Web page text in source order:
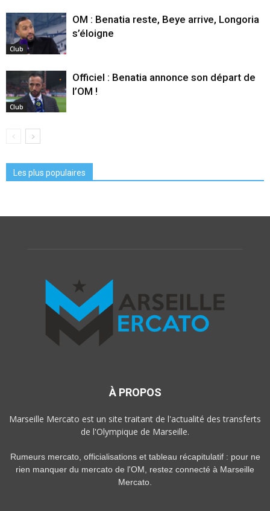
Club
OM : Benatia reste, Beye arrive, Longoria
s’éloigne
Club
Officiel : Benatia annonce son départ de
l’OM !
Les plus populaires
À PROPOS
Marseille Mercato est un site traitant de l'actualité des transferts
de l'Olympique de Marseille.
Rumeurs mercato, officialisations et tableau récapitulatif : pour ne
rien manquer du mercato de l'OM, restez connecté à Marseille
Mercato.